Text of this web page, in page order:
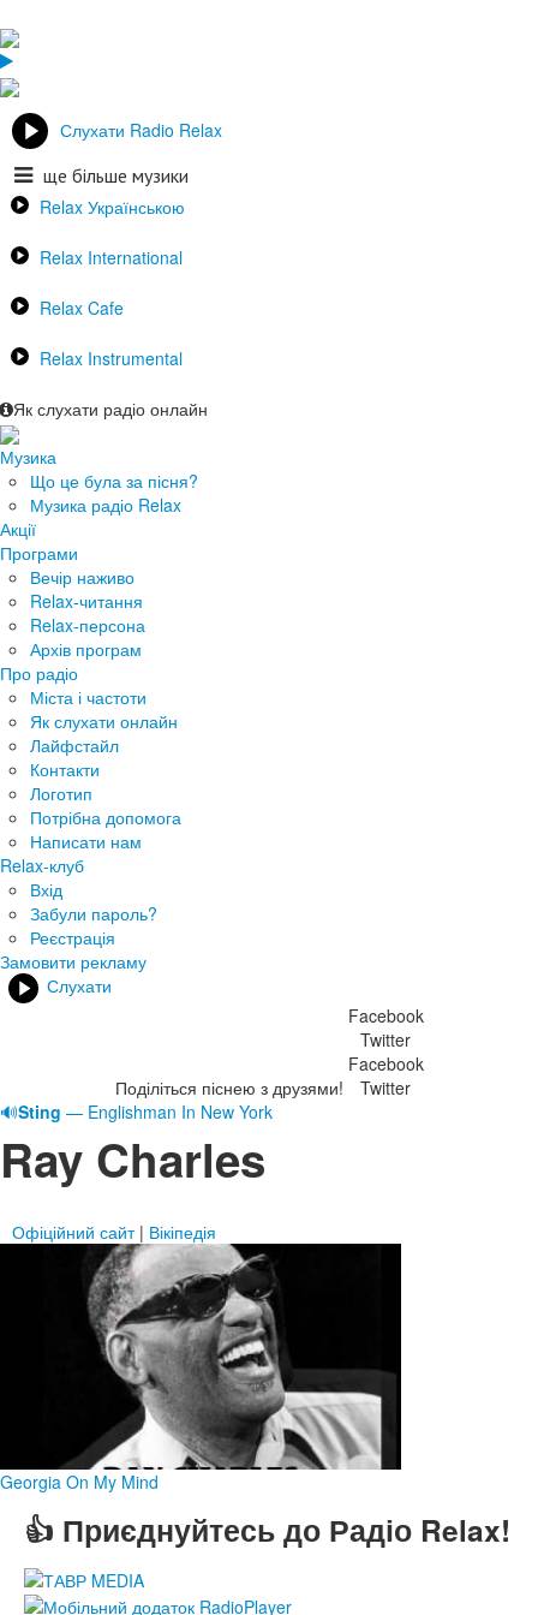
Слухати Radio Relax
ще більше музики
Relax Українською
Relax International
Relax Cafe
Relax Instrumental
Як слухати радіо онлайн
Музика
Що це була за пісня?
Музика радіо Relax
Акції
Програми
Вечір наживо
Relax-читання
Relax-персона
Архів програм
Про радіо
Міста і частоти
Як слухати онлайн
Лайфстайл
Контакти
Логотип
Потрібна допомога
Написати нам
Relax-клуб
Вхід
Забули пароль?
Реєстрація
Замовити рекламу
Слухати
Поділіться піснею з друзями!
Facebook
Twitter
Facebook
Twitter
🔊Sting — Englishman In New York
Ray Charles
Офіційний сайт| Вікіпедія
Georgia On My Mind
👍 Приєднуйтесь до Радіо Relax!